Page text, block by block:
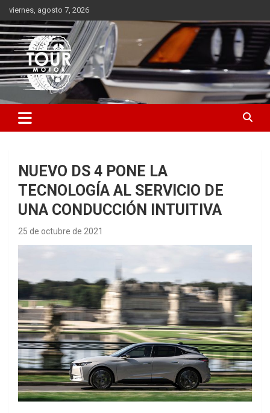
Saltar
al
contenido
viernes, agosto 7, 2026
Tour Motor
Plataforma de contenido audiovisual para el sector automotriz
NUEVO DS 4 PONE LA
TECNOLOGÍA AL SERVICIO DE
UNA CONDUCCIÓN INTUITIVA
25 de octubre de 2021